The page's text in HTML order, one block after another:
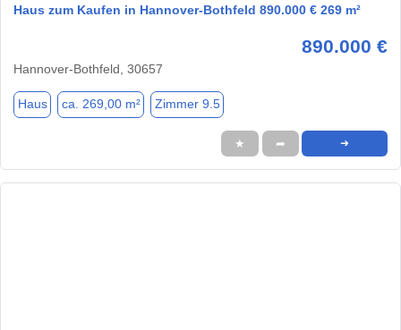
Haus zum Kaufen in Hannover-Bothfeld 890.000 € 269 m²
890.000 €
Hannover-Bothfeld, 30657
Haus ca. 269,00 m² Zimmer 9.5
★ ➦ ➜